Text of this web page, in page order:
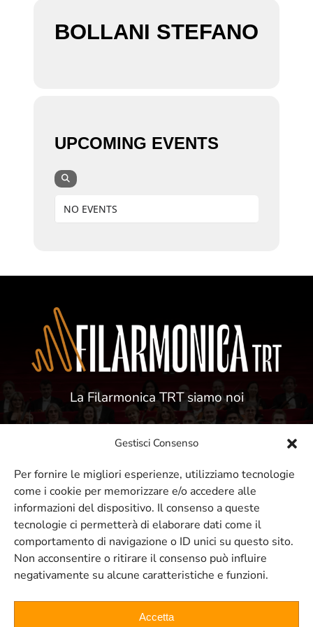
Gestisci Consenso
Per fornire le migliori esperienze, utilizziamo tecnologie
come i cookie per memorizzare e/o accedere alle
informazioni del dispositivo. Il consenso a queste
tecnologie ci permetterà di elaborare dati come il
comportamento di navigazione o ID unici su questo sito.
Non acconsentire o ritirare il consenso può influire
negativamente su alcune caratteristiche e funzioni.
Accetta
BOLLANI STEFANO
UPCOMING EVENTS
NO EVENTS
La Filarmonica TRT siamo noi
ISCRIVITI ALLA NOSTRA NEWSLETTER
Resta sempre aggiornato sui nostri
eventi e concerti
ISCRIVITI